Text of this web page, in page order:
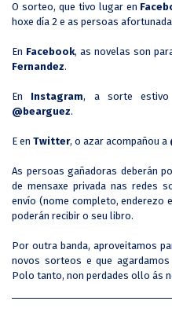
O sorteo, que tivo lugar en
hoxe día 2 e as persoas
En Facebook, as novelas son
Fernandez.
En Instagram, a sorte
@bearguez.
E en Twitter, o azar acompañou a
As persoas gañadoras deberán
de mensaxe privada nas redes
envío (nome completo, enderezo
poderán recibir o seu libro.
Por outra banda, aproveitamos
novos sorteos e que
Polo tanto, non perdades ollo ás